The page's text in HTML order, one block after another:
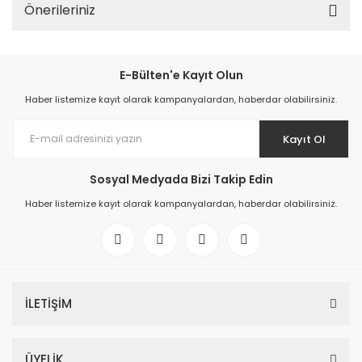
Önerileriniz
E-Bülten'e Kayıt Olun
Haber listemize kayıt olarak kampanyalardan, haberdar olabilirsiniz.
Kayıt Ol
Sosyal Medyada Bizi Takip Edin
Haber listemize kayıt olarak kampanyalardan, haberdar olabilirsiniz.
İLETİŞİM